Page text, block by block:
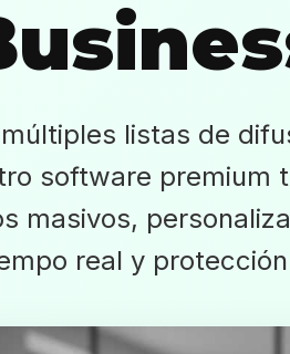
listas de
software premium
masivos,
real y